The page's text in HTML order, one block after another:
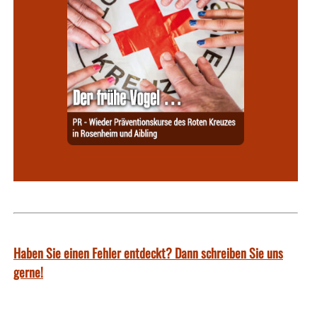
Haben Sie einen Fehler entdeckt? Dann schreiben Sie uns
gerne!